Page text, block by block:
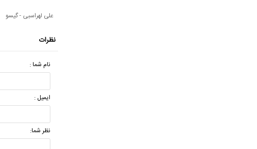
علی لهراسبی - گیسو
نظرات
نام شما :
ایمیل :
نظر شما: